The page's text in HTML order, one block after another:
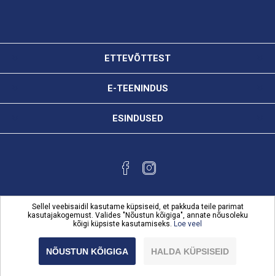
ETTEVÕTTEST
E-TEENINDUS
ESINDUSED
Copyright © 2026 Karl Bilder e-teenindus. Kõik õigused
reserveeritud.
Sellel veebisaidil kasutame küpsiseid, et pakkuda teile parimat
kasutajakogemust. Valides "Nõustun kõigiga", annate nõusoleku
kõigi küpsiste kasutamiseks. Loe veel
NÕUSTUN KÕIGIGA HALDA KÜPSISEID